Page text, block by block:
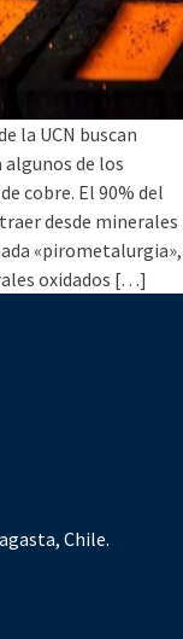
la UCN buscan
de los
cobre. El 90% del
desde minerales
«pirometalurgia»,
oxidados […]
Chile.